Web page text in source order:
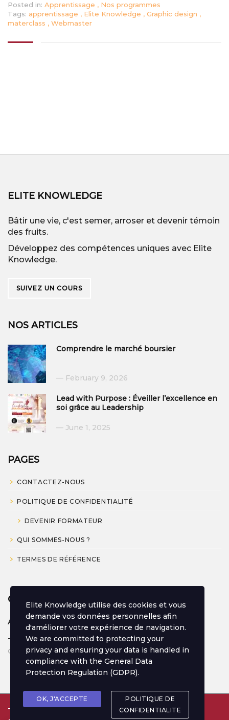
Posted in: Apprentissage , Nos programmes
Tags: apprentissage , Elite Knowledge , Graphic design ,
materclass , Webmaster
ELITE KNOWLEDGE
Bâtir une vie, c'est semer, arroser et devenir témoin
des fruits.
Développez des compétences uniques avec Elite
Knowledge.
SUIVEZ UN COURS
NOS ARTICLES
Comprendre le marché boursier
February 9, 2026
Lead with Purpose : Éveiller l’excellence en
soi grâce au Leadership
June 1, 2025
PAGES
CONTACTEZ-NOUS
POLITIQUE DE CONFIDENTIALITÉ
DEVENIR FORMATEUR
QUI SOMMES-NOUS ?
TERMES DE RÉFÉRENCE
CONTACT
Africa, Morocco
Tel.: +212 777-209110
contact@eliteknowledge.org
Think Elite. Be Elite ©
Elite Knowledge utilise des cookies et vous
demande vos données personnelles afin
d'améliorer votre expérience de navigation.
We are committed to protecting your
privacy and ensuring your data is handled in
compliance with the General Data
Protection Regulation (GDPR).
OK, J'ACCEPTE
POLITIQUE DE
CONFIDENTIALITE